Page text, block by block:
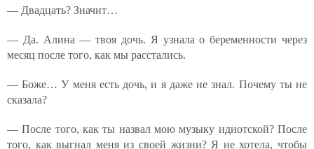
— Двадцать? Значит…
— Да. Алина — твоя дочь. Я узнала о беременности через
месяц после того, как мы расстались.
— Боже… У меня есть дочь, и я даже не знал. Почему ты не
сказала?
— После того, как ты назвал мою музыку идиотской? После
того, как выгнал меня из своей жизни? Я не хотела, чтобы